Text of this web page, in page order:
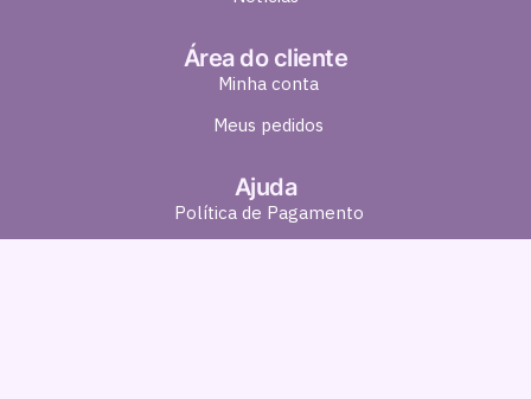
Área do cliente
Minha conta
Meus pedidos
Ajuda
Política de Pagamento